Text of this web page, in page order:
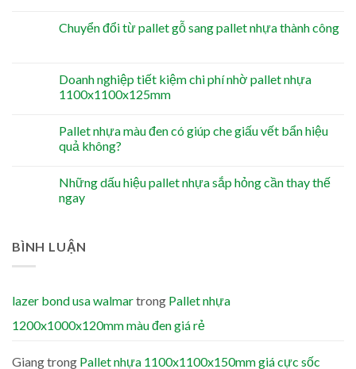
Chuyển đổi từ pallet gỗ sang pallet nhựa thành công
Doanh nghiệp tiết kiệm chi phí nhờ pallet nhựa
1100x1100x125mm
Pallet nhựa màu đen có giúp che giấu vết bẩn hiệu
quả không?
Những dấu hiệu pallet nhựa sắp hỏng cần thay thế
ngay
BÌNH LUẬN
lazer bond usa walmartrong Pallet nhựa
1200x1000x120mm màu đen giá rẻ
Giangtrong Pallet nhựa 1100x1100x150mm giá cực sốc